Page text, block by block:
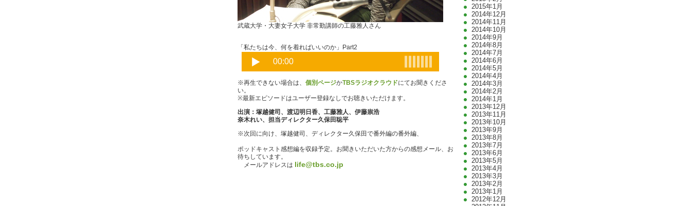
2015年1月
2014年12月
2014年11月
2014年10月
2014年9月
2014年8月
2014年7月
2014年6月
2014年5月
2014年4月
2014年3月
2014年2月
2014年1月
2013年12月
2013年11月
2013年10月
2013年9月
2013年8月
2013年7月
2013年6月
2013年5月
2013年4月
2013年3月
2013年2月
2013年1月
2012年12月
武蔵大学・大妻女子大学 非常勤講師の工藤雅人さん
「私たちは今、何を着ればいいのか」Part2
※再生できない場合は、 個別ページかTBSラジオクラウドにてお聞きくださ
い。
※最新エピソードはユーザー登録なしでお聴きいただけます。
出演：塚越健司、渡辺明日香、工藤雅人、伊藤祟浩
奈木れい、担当ディレクター久保田聡平
※次回に向け、塚越健司、ディレクター久保田で番外編の番外編、
ポッドキャスト感想編を収録予定。お聞きいただいた方からの感想メール、お
待ちしています。
メールアドレスは life@tbs.co.jp